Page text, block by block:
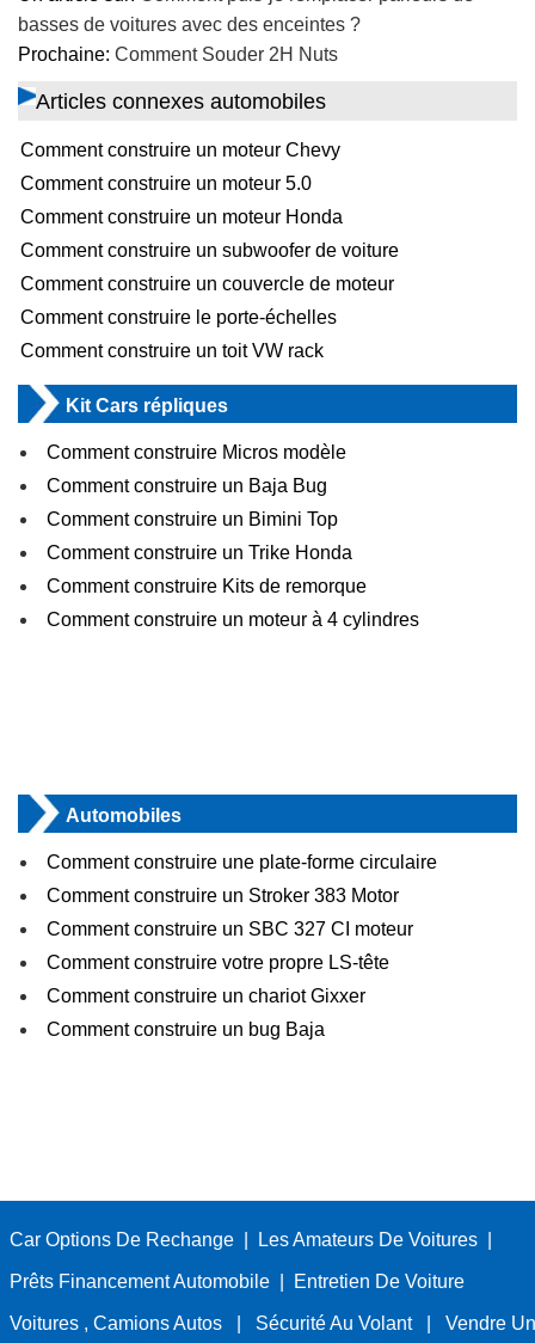
basses de voitures avec des enceintes ?
Prochaine: Comment Souder 2H Nuts
Articles connexes automobiles
Comment construire un moteur Chevy
Comment construire un moteur 5.0
Comment construire un moteur Honda
Comment construire un subwoofer de voiture
Comment construire un couvercle de moteur
Comment construire le porte-échelles
Comment construire un toit VW rack
Kit Cars répliques
Comment construire Micros modèle
Comment construire un Baja Bug
Comment construire un Bimini Top
Comment construire un Trike Honda
Comment construire Kits de remorque
Comment construire un moteur à 4 cylindres
Automobiles
Comment construire une plate-forme circulaire
Comment construire un Stroker 383 Motor
Comment construire un SBC 327 CI moteur
Comment construire votre propre LS-tête
Comment construire un chariot Gixxer
Comment construire un bug Baja
Car Options De Rechange Les Amateurs De Voitures
Prêts Financement Automobile Entretien De Voiture
Voitures , Camions Autos Sécurité Au Volant Vendre